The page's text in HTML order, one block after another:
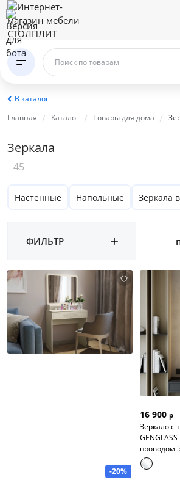
Поиск по товарам
В каталог
Главная
Каталог Товары для дома
Зеркала
45
Настенные Напольные Зеркала
ФИЛЬТР
-20%
16 900 р
Зеркало с
проводом